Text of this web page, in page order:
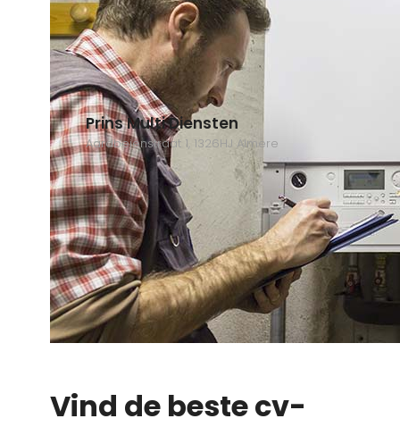
Prins Multi Diensten
Aardbeienstraat 1, 1326HJ Almere
Vind de beste cv-